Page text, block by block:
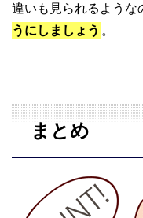
違いも見られるような
うにしましょう 。
まとめ